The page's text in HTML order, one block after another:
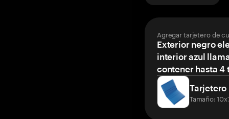
Agregar tarjetero de
Exterior negro
interior azul
contener hasta 4
Tarjetero
Tamaño: